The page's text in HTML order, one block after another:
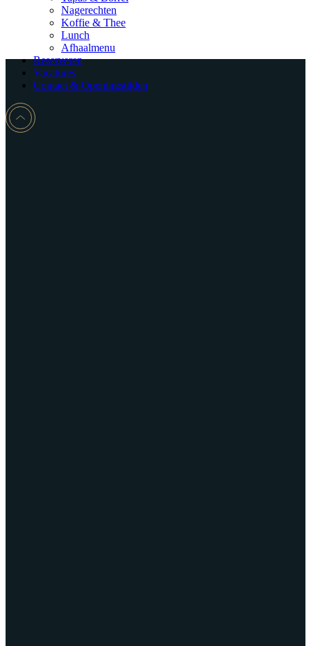
Nagerechten
Koffie & Thee
Lunch
Afhaalmenu
Reserveren
Vacatures
Contact & Openingstijden